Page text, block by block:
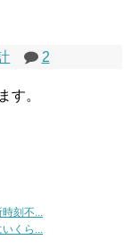
2
す。
刻不...
くら...